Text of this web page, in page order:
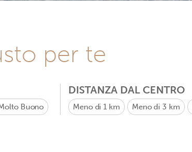
per te
Buono
DISTANZA DAL CENTRO
Meno di 1 km Meno di 3 km